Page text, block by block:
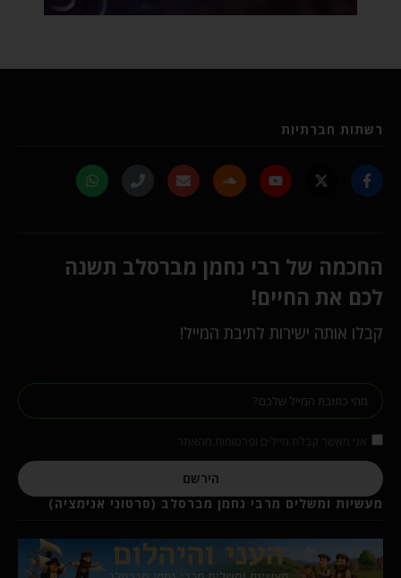
רשתות חברתיות
החכמה של רבי נחמן מברסלב תשנה
לכם את החיים!
קבלו אותה ישירות לתיבת המייל!
הירשם
מעשיות ומשלים מרבי נחמן מברסלב (סרטוני אנימציה)